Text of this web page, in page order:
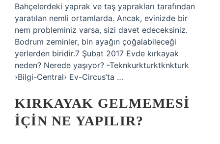
Bahçelerdeki yaprak ve taş yaprakları tarafından
yaratılan nemli ortamlarda. Ancak, evinizde bir
nem probleminiz varsa, sizi davet edeceksiniz.
Bodrum zeminler, bin ayağın çoğalabileceği
yerlerden biridir.7 Şubat 2017 Evde kırkayak
neden? Nerede yaşıyor? -Teknkurkturktknkturk
›Bilgi-Central› Ev-Circus’ta …
KIRKAYAK GELMEMESI
IÇIN NE YAPILIR?